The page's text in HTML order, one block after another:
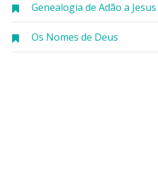
Genealogia de Adão a Jesus
Os Nomes de Deus